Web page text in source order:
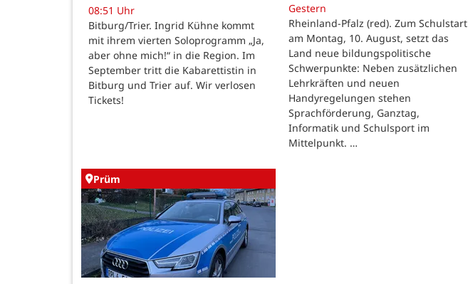
08:51 Uhr
Bitburg/Trier. Ingrid Kühne kommt
mit ihrem vierten Soloprogramm „Ja,
aber ohne mich!“ in die Region. Im
September tritt die Kabarettistin in
Bitburg und Trier auf. Wir verlosen
Tickets!
Gestern
Rheinland-Pfalz (red). Zum Schulstart
am Montag, 10. August, setzt das
Land neue bildungspolitische
Schwerpunkte: Neben zusätzlichen
Lehrkräften und neuen
Handyregelungen stehen
Sprachförderung, Ganztag,
Informatik und Schulsport im
Mittelpunkt. …
Prüm